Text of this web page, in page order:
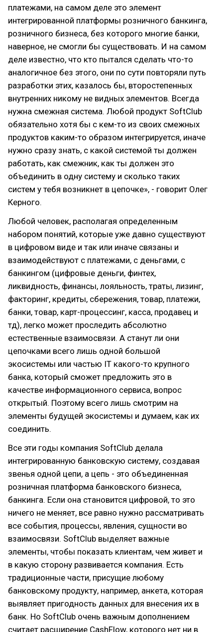
платежами, на самом деле это элемент
интегрированной платформы розничного банкинга,
розничного бизнеса, без которого многие банки,
наверное, не смогли бы существовать. И на самом
деле известно, что кто пытался сделать что-то
аналогичное без этого, они по сути повторяли путь
разработки этих, казалось бы, второстепенных
внутренних никому не видных элементов. Всегда
нужна смежная система. Любой продукт SoftClub
обязательно хотя бы с кем-то из своих смежных
продуктов каким-то образом интегрируется, иначе
нужно сразу знать, с какой системой ты должен
работать, как смежник, как ты должен это
объединить в одну систему и сколько таких
систем у тебя возникнет в цепочке», - говорит Олег
Керного.
Любой человек, располагая определенным
набором понятий, которые уже давно существуют
в цифровом виде и так или иначе связаны и
взаимодействуют с платежами, с деньгами, с
банкингом (цифровые деньги, финтех,
ликвидность, финансы, лояльность, траты, лизинг,
факторинг, кредиты, сбережения, товар, платежи,
банки, товар, карт-процессинг, касса, продавец и
тд), легко может проследить абсолютно
естественные взаимосвязи. А станут ли они
цепочками всего лишь одной большой
экосистемы или частью IT какого-то крупного
банка, который сможет предложить это в
качестве информационного сервиса, вопрос
открытый. Поэтому всего лишь смотрим на
элементы будущей экосистемы и думаем, как их
соединить.
Все эти годы компания SoftClub делала
интегрированную банковскую систему, создавая
звенья одной цепи, а цепь - это объединенная
розничная платформа банковского бизнеса,
банкинга. Если она становится цифровой, то это
ничего не меняет, все равно нужно рассматривать
все события, процессы, явления, сущности во
взаимосвязи. SoftClub выделяет важные
элементы, чтобы показать клиентам, чем живет и
в какую сторону развивается компания. Есть
традиционные части, присущие любому
банковскому продукту, например, анкета, которая
выявляет пригодность данных для внесения их в
банк. Но SoftClub очень важным дополнением
считает расширение CashFlow, которого нет ни в